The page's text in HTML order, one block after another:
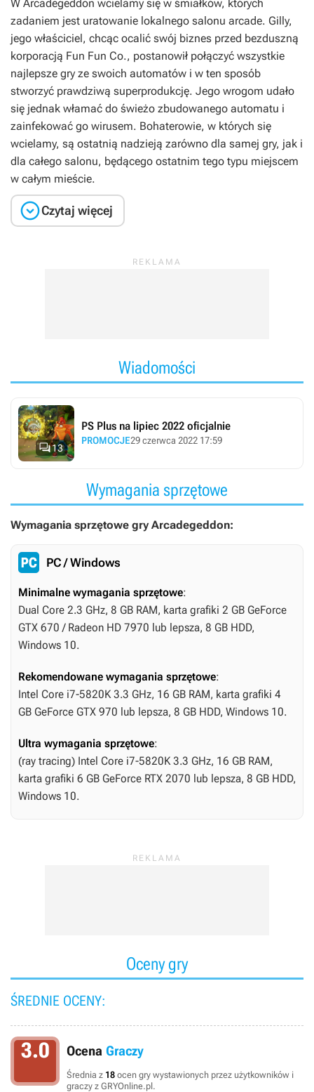
W Arcadegeddon wcielamy się w śmiałków, których
zadaniem jest uratowanie lokalnego salonu arcade. Gilly,
jego właściciel, chcąc ocalić swój biznes przed bezduszną
korporacją Fun Fun Co., postanowił połączyć wszystkie
najlepsze gry ze swoich automatów i w ten sposób
stworzyć prawdziwą superprodukcję. Jego wrogom udało
się jednak włamać do świeżo zbudowanego automatu i
zainfekować go wirusem. Bohaterowie, w których się
wcielamy, są ostatnią nadzieją zarówno dla samej gry, jak i
dla całego salonu, będącego ostatnim tego typu miejscem
w całym mieście.
Czytaj więcej
Wiadomości
13
PS Plus na lipiec 2022 oficjalnie
PROMOCJE29 czerwca 2022 17:59
Wymagania sprzętowe
Wymagania sprzętowe gry Arcadegeddon:
PC / Windows
Minimalne wymagania sprzętowe:
Dual Core 2.3 GHz, 8 GB RAM, karta grafiki 2 GB GeForce
GTX 670 / Radeon HD 7970 lub lepsza, 8 GB HDD,
Windows 10.
Rekomendowane wymagania sprzętowe:
Intel Core i7-5820K 3.3 GHz, 16 GB RAM, karta grafiki 4
GB GeForce GTX 970 lub lepsza, 8 GB HDD, Windows 10.
Ultra wymagania sprzętowe:
(ray tracing) Intel Core i7-5820K 3.3 GHz, 16 GB RAM,
karta grafiki 6 GB GeForce RTX 2070 lub lepsza, 8 GB HDD,
Windows 10.
Oceny gry
ŚREDNIE OCENY:
3.0 Ocena Graczy
Średnia z 18 ocen gry wystawionych przez użytkowników i
graczy z GRYOnline.pl.